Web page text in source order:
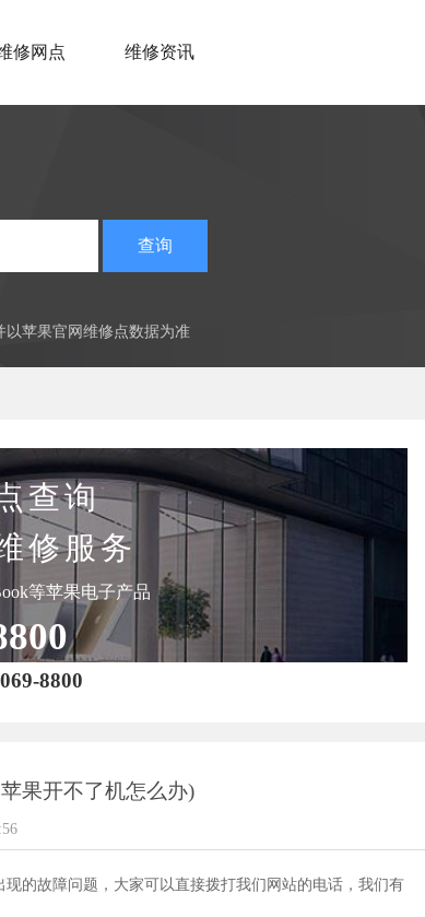
修网点 维修资讯
查询
以苹果官网维修点数据为准
查询
修服务
等苹果电子产品
8800
果开不了机怎么办)
的故障问题，大家可以直接拨打我们网站的电话，我们有